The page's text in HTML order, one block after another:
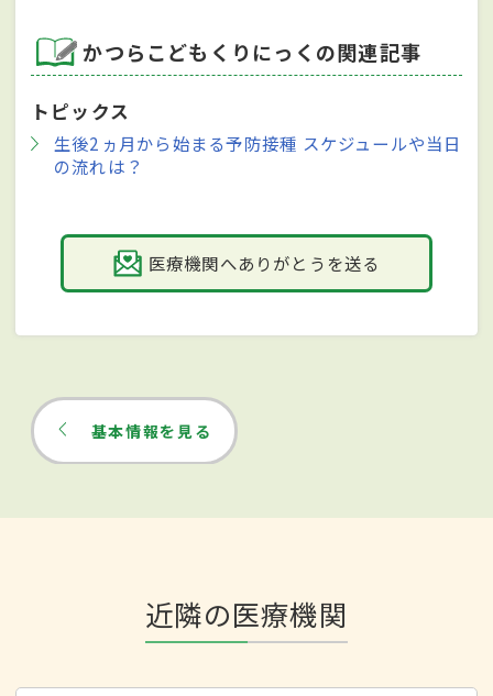
かつらこどもくりにっくの関連記事
トピックス
生後2ヵ月から始まる予防接種 スケジュールや当日
の流れは？
医療機関へありがとうを送る
基本情報を見る
近隣の医療機関